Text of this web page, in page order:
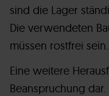
sind die Lager
Die verwendeten
müssen rostfrei sein.
Eine weitere
Beanspruchung